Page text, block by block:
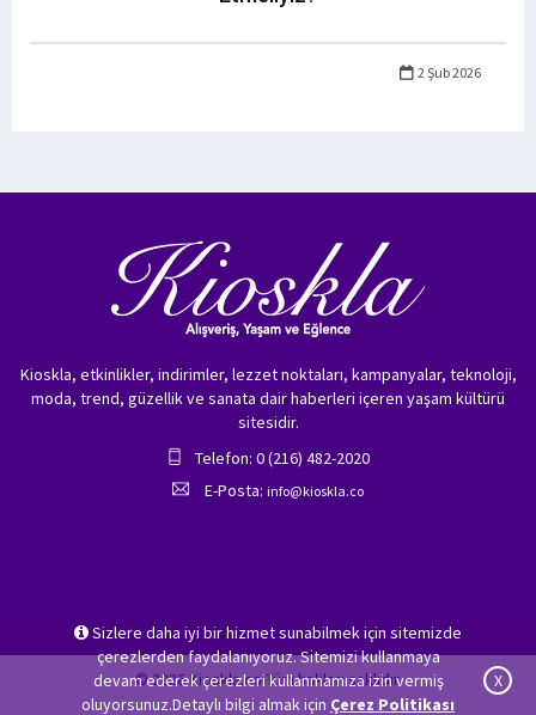
2 Şub 2026
Sizlere daha iyi bir hizmet sunabilmek için sitemizde
çerezlerden faydalanıyoruz. Sitemizi kullanmaya
devam ederek çerezleri kullanmamıza izin vermiş
oluyorsunuz.Detaylı bilgi almak için Çerez Politikası
X
Kioskla, etkinlikler, indirimler, lezzet noktaları, kampanyalar, teknoloji,
moda, trend, güzellik ve sanata dair haberleri içeren yaşam kültürü
sitesidir.
Telefon: 0 (216) 482-2020
E-Posta: info@kioskla.co
© 2026 Kioskla.co Tüm hakları saklıdır.